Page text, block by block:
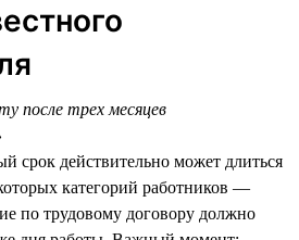
после трех месяцев
срок действительно может длиться
категорий работников —
по трудовому договору должно